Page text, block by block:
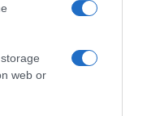
web or